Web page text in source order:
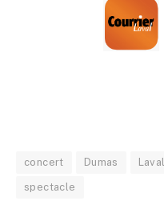
concert Dumas Laval
spectacle